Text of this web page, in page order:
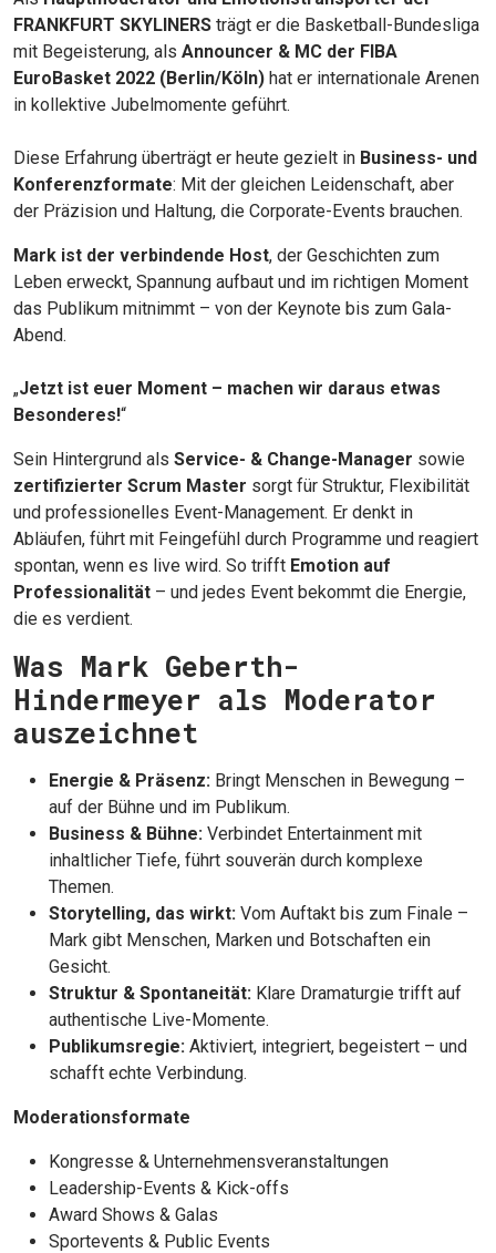
FRANKFURT SKYLINERS trägt er die Basketball-Bundesliga
mit Begeisterung, als Announcer & MC der FIBA
EuroBasket 2022 (Berlin/Köln) hat er internationale Arenen
in kollektive Jubelmomente geführt.
Diese Erfahrung überträgt er heute gezielt in Business- und
Konferenzformate: Mit der gleichen Leidenschaft, aber
der Präzision und Haltung, die Corporate-Events brauchen.
Mark ist der verbindende Host, der Geschichten zum
Leben erweckt, Spannung aufbaut und im richtigen Moment
das Publikum mitnimmt – von der Keynote bis zum Gala-
Abend.
„Jetzt ist euer Moment – machen wir daraus etwas
Besonderes!“
Sein Hintergrund als Service- & Change-Manager sowie
zertifizierter Scrum Master sorgt für Struktur, Flexibilität
und professionelles Event-Management. Er denkt in
Abläufen, führt mit Feingefühl durch Programme und reagiert
spontan, wenn es live wird. So trifft Emotion auf
Professionalität – und jedes Event bekommt die Energie,
die es verdient.
Was Mark Geberth-
Hindermeyer als Moderator
auszeichnet
Energie & Präsenz: Bringt Menschen in Bewegung –
auf der Bühne und im Publikum.
Business & Bühne: Verbindet Entertainment mit
inhaltlicher Tiefe, führt souverän durch komplexe
Themen.
Storytelling, das wirkt: Vom Auftakt bis zum Finale –
Mark gibt Menschen, Marken und Botschaften ein
Gesicht.
Struktur & Spontaneität: Klare Dramaturgie trifft auf
authentische Live-Momente.
Publikumsregie: Aktiviert, integriert, begeistert – und
schafft echte Verbindung.
Moderationsformate
Kongresse & Unternehmensveranstaltungen
Leadership-Events & Kick-offs
Award Shows & Galas
Sportevents & Public Events